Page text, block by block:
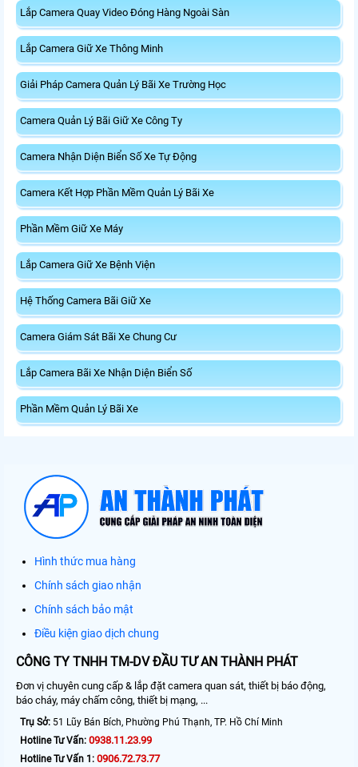
Lắp Camera Quay Video Đóng Hàng Ngoài Sàn
Lắp Camera Giữ Xe Thông Minh
Giải Pháp Camera Quản Lý Bãi Xe Trường Học
Camera Quản Lý Bãi Giữ Xe Công Ty
Camera Nhận Diện Biển Số Xe Tự Động
Camera Kết Hợp Phần Mềm Quản Lý Bãi Xe
Phần Mềm Giữ Xe Máy
Lắp Camera Giữ Xe Bệnh Viện
Hệ Thống Camera Bãi Giữ Xe
Camera Giám Sát Bãi Xe Chung Cư
Lắp Camera Bãi Xe Nhận Diện Biển Số
Phần Mềm Quản Lý Bãi Xe
Hình thức mua hàng
Chính sách giao nhận
Chính sách bảo mật
Điều kiện giao dịch chung
CÔNG TY TNHH TM-DV ĐẦU TƯ AN THÀNH PHÁT
Đơn vị chuyên cung cấp & lắp đặt camera quan sát, thiết bị báo động,
báo cháy, máy chấm công, thiết bị mạng, ...
Trụ Sở: 51 Lũy Bán Bích, Phường Phú Thạnh, TP. Hồ Chí Minh
Hotline Tư Vấn: 0938.11.23.99
Hotline Tư Vấn 1: 0906.72.73.77